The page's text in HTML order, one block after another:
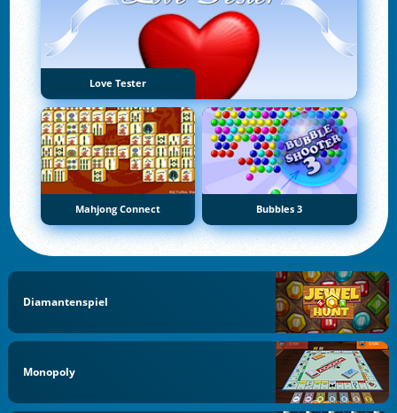
Love Tester
Mahjong Connect Bubbles 3
Diamantenspiel
Monopoly